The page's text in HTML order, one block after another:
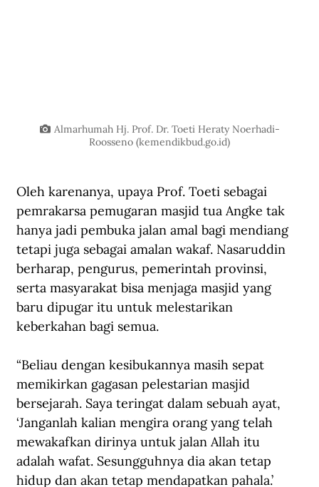
Almarhumah Hj. Prof. Dr. Toeti Heraty Noerhadi-
Roosseno (kemendikbud.go.id)
Oleh karenanya, upaya Prof. Toeti sebagai
pemrakarsa pemugaran masjid tua Angke tak
hanya jadi pembuka jalan amal bagi mendiang
tetapi juga sebagai amalan wakaf. Nasaruddin
berharap, pengurus, pemerintah provinsi,
serta masyarakat bisa menjaga masjid yang
baru dipugar itu untuk melestarikan
keberkahan bagi semua.
“Beliau dengan kesibukannya masih sepat
memikirkan gagasan pelestarian masjid
bersejarah. Saya teringat dalam sebuah ayat,
‘Janganlah kalian mengira orang yang telah
mewakafkan dirinya untuk jalan Allah itu
adalah wafat. Sesungguhnya dia akan tetap
hidup dan akan tetap mendapatkan pahala.’